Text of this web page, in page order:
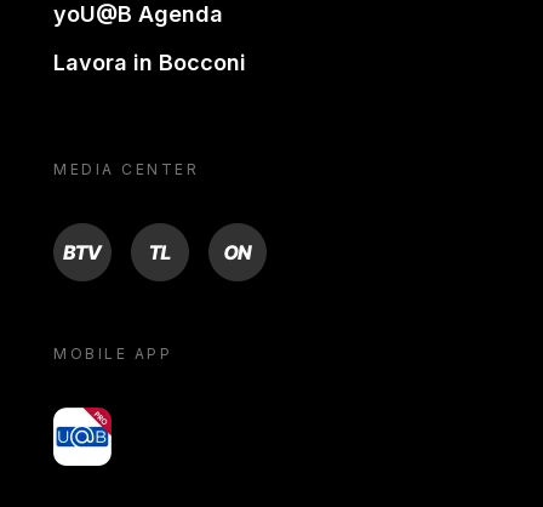
yoU@B Agenda
Lavora in Bocconi
MEDIA CENTER
BTV TL ON
MOBILE APP
yoU@B